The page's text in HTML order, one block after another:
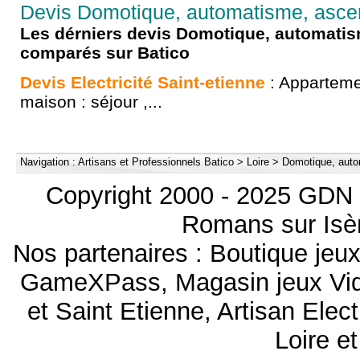
Devis Domotique, automatisme,
Les dérniers devis Domotique,
comparés sur Batico
Devis Electricité Saint-etienne :
maison : séjour ,...
Navigation : Artisans et Professionnels Batico > Loire > Domotique,
Copyright 2000 - 2025
Romans sur
Nos partenaires : Boutique
GameXPass, Magasin jeux
et Saint Etienne, Artisan
Loire